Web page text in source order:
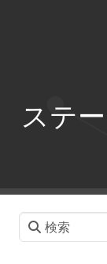
ステ